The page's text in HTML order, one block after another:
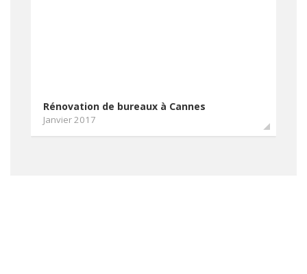
Rénovation de bureaux à Cannes
Janvier 2017